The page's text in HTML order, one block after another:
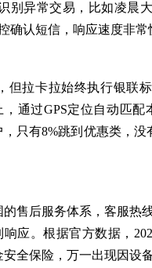
别异常交易，比如凌晨
确认短信，响应速度非常
但拉卡拉始终执行银联
通过GPS定位自动匹
只有8%跳到优惠类，
售后服务体系，客服热
应。根据官方数据，
全保险，万一出现因设